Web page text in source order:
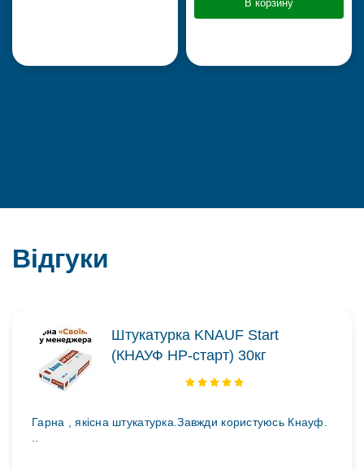
В корзину
Відгуки
Штукатурка KNAUF Start
(КНАУФ НР-старт) 30кг
Гарна , якісна штукатурка.Завжди користуюсь Кнауф.
..